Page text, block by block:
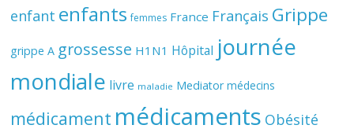
enfant enfants femmes France Français Grippe
grippe A grossesse H1N1 Hôpital journée
mondiale livre maladie Mediator médecins
médicament médicaments Obésité